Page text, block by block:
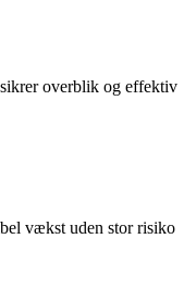
overblik og effektiv
vækst uden stor risiko